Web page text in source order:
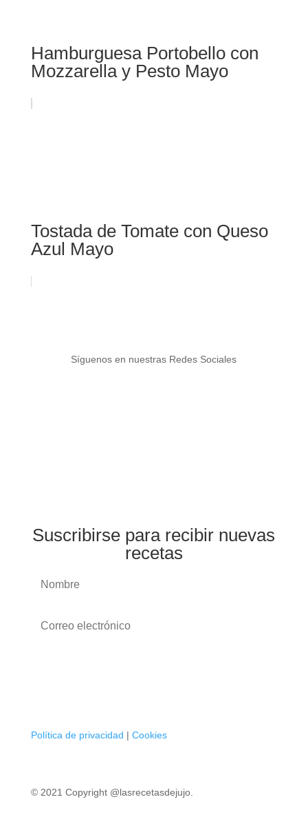
Hamburguesa Portobello con
Mozzarella y Pesto Mayo
Tostada de Tomate con Queso
Azul Mayo
Síguenos en nuestras Redes Sociales
Suscribirse para recibir nuevas
recetas
Política de privacidad | Cookies
© 2021 Copyright @lasrecetasdejujo.